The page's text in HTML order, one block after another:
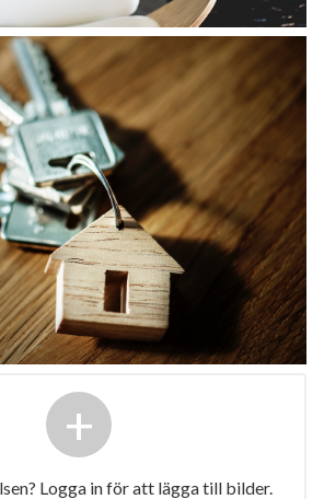
+
Logga in för att lägga till bilder.